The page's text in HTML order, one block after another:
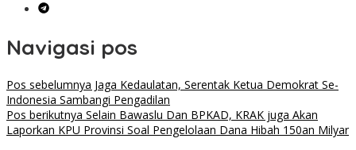
Navigasi pos
Pos sebelumnya Jaga Kedaulatan, Serentak Ketua Demokrat Se-
Indonesia Sambangi Pengadilan
Pos berikutnya Selain Bawaslu Dan BPKAD, KRAK juga Akan
Laporkan KPU Provinsi Soal Pengelolaan Dana Hibah 150an Milyar